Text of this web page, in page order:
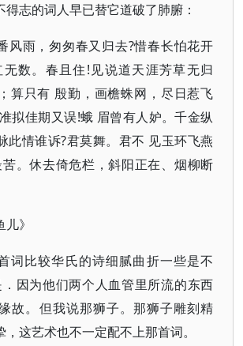
得志的词人早已替它道破了肺腑：
风雨，匆匆春又归去?惜春长怕花开
数。春且住!见说道天涯芳草无归
算只有 殷勤，画檐蛛网，尽日惹飞
拟佳期又误!蛾 眉曾有人妒。千金纵
此情谁诉?君莫舞。君不 见玉环飞燕
。休去倚危栏，斜阳正在、烟柳断
》
词比较华氏的诗细腻曲折一些是不
因为他们两个人血管里所流的东西
故。但我说那狮子。那狮子雕刻精
这艺术也不一定配不上那首词。